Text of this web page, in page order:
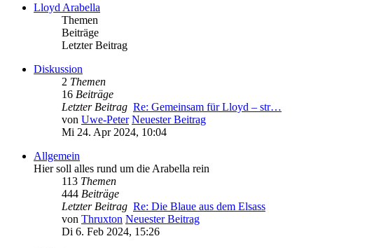
Lloyd Arabella
Themen
Beiträge
Letzter Beitrag
Diskussion
2 Themen
16 Beiträge
Letzter Beitrag Re: Gemeinsam für Lloyd – str…
von Uwe-Peter Neuester Beitrag
Mi 24. Apr 2024, 10:04
Allgemein
Hier soll alles rund um die Arabella rein
113 Themen
444 Beiträge
Letzter Beitrag Re: Die Blaue aus dem Elsass
von Thruxton Neuester Beitrag
Di 6. Feb 2024, 15:26